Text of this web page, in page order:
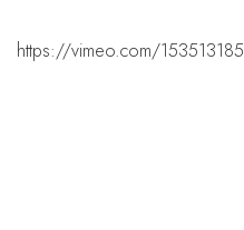
https://vimeo.com/153513185